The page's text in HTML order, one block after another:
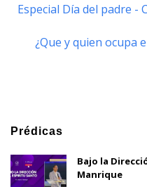
Especial Día del padre -
¿Que y quien ocupa
Prédicas
Bajo la
Manrique